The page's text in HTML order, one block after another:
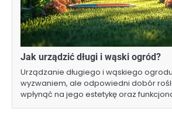
Jak urządzić długi i wąski ogród?
Urządzanie długiego i wąskiego
wyzwaniem, ale odpowiedni dobór
wpłynąć na jego estetykę oraz